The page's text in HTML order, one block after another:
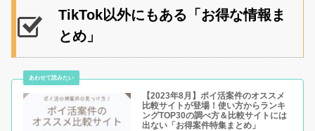
TikTok以外にもある「お得な情報ま
とめ」
【2023年8月】ポイ活案件のオススメ
比較サイトが登場！使い方からランキ
ングTOP30の調べ方＆比較サイトには
出ない「お得案件特集まとめ」